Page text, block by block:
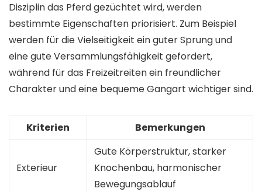
Disziplin das Pferd gezüchtet wird, werden
bestimmte Eigenschaften priorisiert. Zum Beispiel
werden für die Vielseitigkeit ein guter Sprung und
eine gute Versammlungsfähigkeit gefordert,
während für das Freizeitreiten ein freundlicher
Charakter und eine bequeme Gangart wichtiger sind.
Kriterien Bemerkungen
Exterieur
Gute Körperstruktur, starker
Knochenbau, harmonischer
Bewegungsablauf